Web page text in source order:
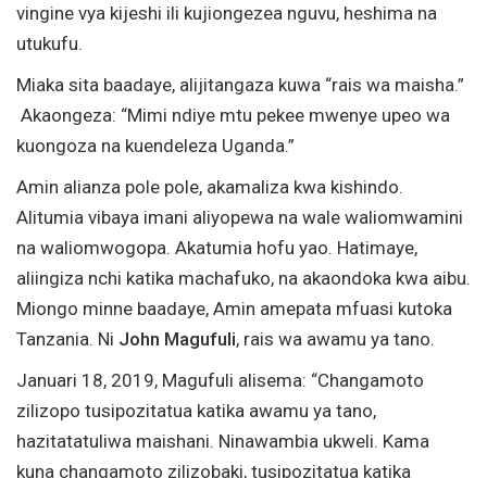
vingine vya kijeshi ili kujiongezea nguvu, heshima na
utukufu.
Miaka sita baadaye, alijitangaza kuwa “rais wa maisha.”
Akaongeza: “Mimi ndiye mtu pekee mwenye upeo wa
kuongoza na kuendeleza Uganda.”
Amin alianza pole pole, akamaliza kwa kishindo.
Alitumia vibaya imani aliyopewa na wale waliomwamini
na waliomwogopa. Akatumia hofu yao. Hatimaye,
aliingiza nchi katika machafuko, na akaondoka kwa aibu.
Miongo minne baadaye, Amin amepata mfuasi kutoka
Tanzania. Ni John Magufuli, rais wa awamu ya tano.
Januari 18, 2019, Magufuli alisema: “Changamoto
zilizopo tusipozitatua katika awamu ya tano,
hazitatatuliwa maishani. Ninawambia ukweli. Kama
kuna changamoto zilizobaki, tusipozitatua katika